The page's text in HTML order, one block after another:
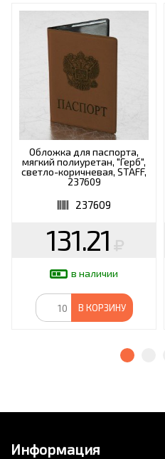
Обложка для паспорта,
мягкий полиуретан, "Герб",
светло-коричневая, STAFF,
237609
237609
131.21
в наличии
В КОРЗИНУ
Информация